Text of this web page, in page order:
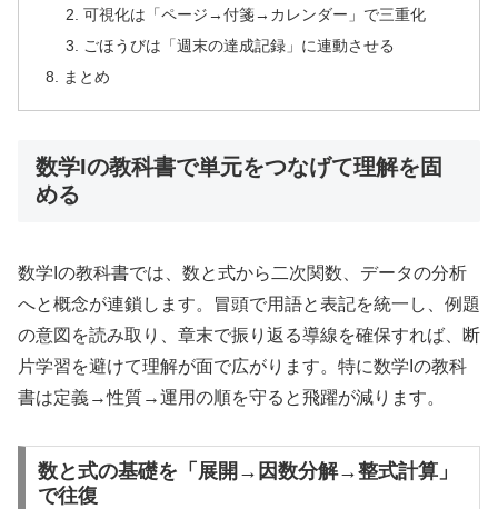
可視化は「ページ→付箋→カレンダー」で三重化
ごほうびは「週末の達成記録」に連動させる
まとめ
数学Iの教科書で単元をつなげて理解を固
める
数学Iの教科書では、数と式から二次関数、データの分析
へと概念が連鎖します。冒頭で用語と表記を統一し、例題
の意図を読み取り、章末で振り返る導線を確保すれば、断
片学習を避けて理解が面で広がります。特に数学Iの教科
書は定義→性質→運用の順を守ると飛躍が減ります。
数と式の基礎を「展開→因数分解→整式計算」
で往復